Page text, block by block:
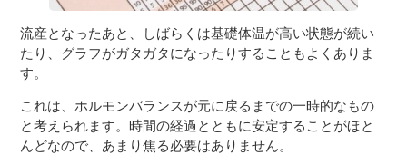
流産となったあと、しばらくは基礎体温が高い状態が続い
たり、グラフがガタガタになったりすることもよくありま
す。
これは、ホルモンバランスが元に戻るまでの一時的なもの
と考えられます。時間の経過とともに安定することがほと
んどなので、あまり焦る必要はありません。